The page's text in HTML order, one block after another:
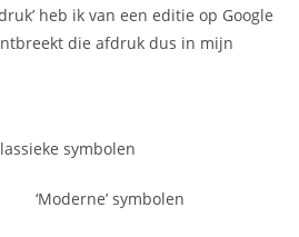
heb ik van een editie op Google
die afdruk dus in mijn
symbolen
‘Moderne’ symbolen